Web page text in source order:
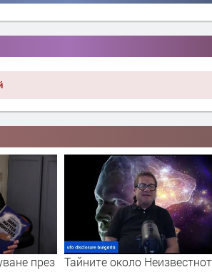
около Неизвестното с
Интервю на